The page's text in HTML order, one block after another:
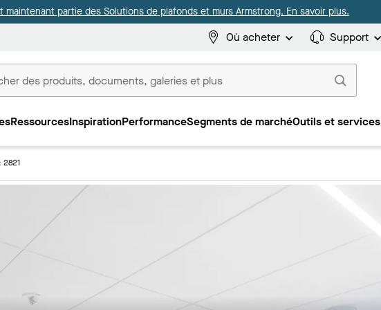
maintenant partie des Solutions de plafonds et murs Armstrong. En savoir plus.
Où acheter Support
RessourcesInspirationPerformanceSegments de marchéOutils et services
2821